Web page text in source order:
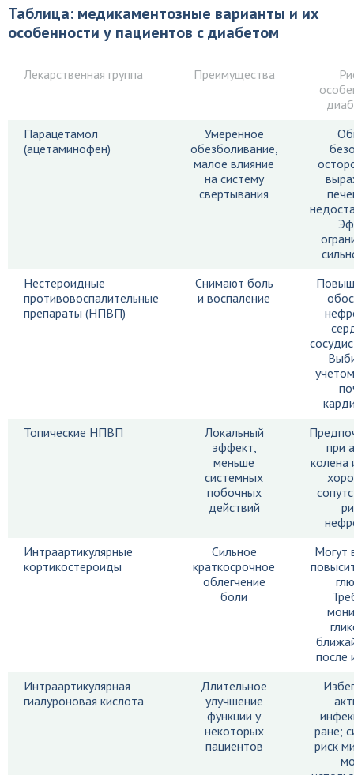
Таблица: медикаментозные варианты и их
особенности у пациентов с диабетом
Лекарственная группа Преимущества
Парацетамол
(ацетаминофен)
Умеренное
обезболивание,
малое влияние
на систему
свертывания
Нестероидные
противовоспалительные
препараты (НПВП)
Снимают боль
и воспаление
Топические НПВП
Локальный
эффект,
меньше
системных
побочных
действий
при
колена
Интраартикулярные
кортикостероиды
Сильное
краткосрочное
облегчение
боли
Могут
после
Интраартикулярная
гиалуроновая кислота
Длительное
улучшение
функции у
некоторых
пациентов
ране;
риск